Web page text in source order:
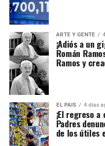
ARTE Y GENTE
¡Adiós a un
Román
Ramos y
EL PAIS 4 días
¡El regreso
Padres
de los útiles